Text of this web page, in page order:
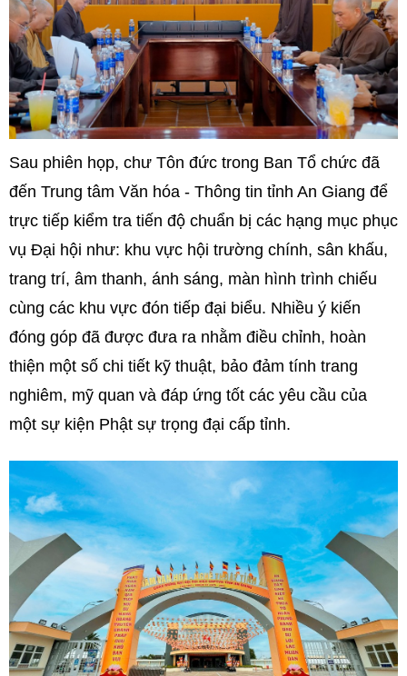
Sau phiên họp, chư Tôn đức trong Ban Tổ chức đã
đến Trung tâm Văn hóa - Thông tin tỉnh An Giang để
trực tiếp kiểm tra tiến độ chuẩn bị các hạng mục phục
vụ Đại hội như: khu vực hội trường chính, sân khấu,
trang trí, âm thanh, ánh sáng, màn hình trình chiếu
cùng các khu vực đón tiếp đại biểu. Nhiều ý kiến
đóng góp đã được đưa ra nhằm điều chỉnh, hoàn
thiện một số chi tiết kỹ thuật, bảo đảm tính trang
nghiêm, mỹ quan và đáp ứng tốt các yêu cầu của
một sự kiện Phật sự trọng đại cấp tỉnh.